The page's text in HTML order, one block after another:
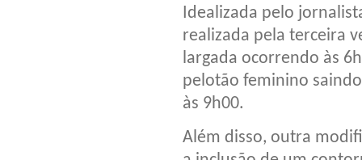
Idealizada pelo
realizada pela terceira
largada ocorrendo às
pelotão feminino
às 9h00.
Além disso, outra